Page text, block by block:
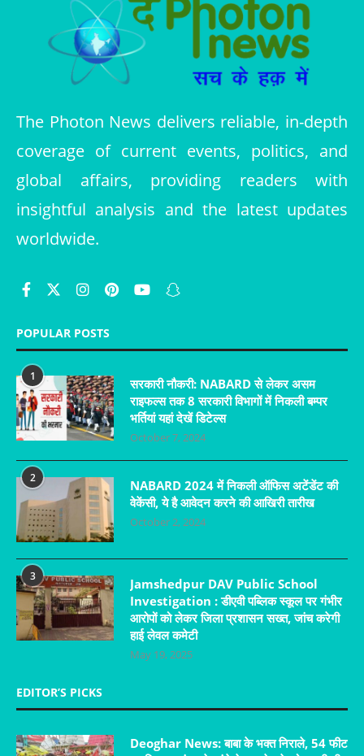
The Photon News delivers reliable, in-depth
coverage of current events, politics, and
global affairs, providing readers with
insightful analysis and the latest updates
worldwide.
POPULAR POSTS
1
सरकारी नौकरी: NABARD से लेकर असम
राइफल्स तक 8 सरकारी विभागों में निकली बम्पर
भर्तियां यहां देखें डिटेल्स
October 7, 2024
2
NABARD 2024 में निकली ऑफिस अटेंडेंट की
वेकेंसी, ये है आवेदन करने की आखिरी तारीख
October 2, 2024
3
Jamshedpur DAV Public School
Investigation : डीएवी पब्लिक स्कूल पर गंभीर
आरोपों को लेकर जिला प्रशासन सख्त, जांच करेगी
हाई लेवल कमेटी
May 19, 2025
EDITOR’S PICKS
Deoghar News: बाबा के भक्त निराले, 54 फीट